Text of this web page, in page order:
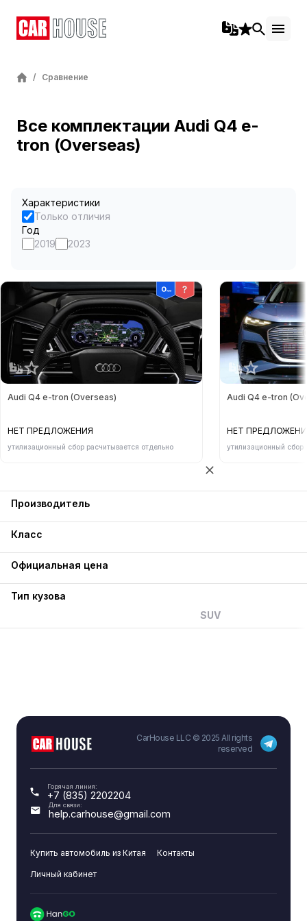
/ Сравнение
Все комплектации Audi Q4 e-
tron (Overseas)
Характеристики
Только отличия
Год
2019
2023
Audi Q4 e-tron (Overseas)
НЕТ ПРЕДЛОЖЕНИЯ
утилизационный сбор расчитывается отдельно
Audi Q4 e-tron
НЕТ
утилизационный сбор
Производитель
Класс
Официальная цена
Тип кузова
SUV
CarHouse LLC © 2025 All rights
reserved
Купить автомобиль из Китая Контакты
Личный кабинет
Горячая линия:
+7 (835) 2202204
Для связи:
help.carhouse@gmail.com